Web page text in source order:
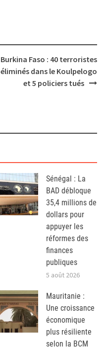
Burkina Faso : 40 terroristes
éliminés dans le Koulpelogo
et 5 policiers tués
Sénégal : La
BAD débloque
35,4 millions de
dollars pour
appuyer les
réformes des
finances
publiques
5 août 2026
Mauritanie :
Une croissance
économique
plus résiliente
selon la BCM